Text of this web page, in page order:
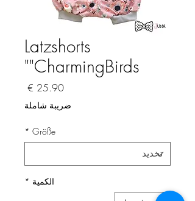
Latzshorts
"CharmingBirds"
السعر
ضريبة شاملة
Größe
*
الكمية *